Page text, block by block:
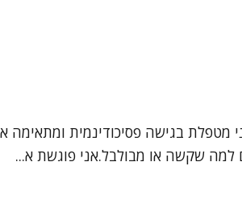
מטפלת בגישה פסיכודינמית
שקשה או מבולבל.אני פוגשת א...